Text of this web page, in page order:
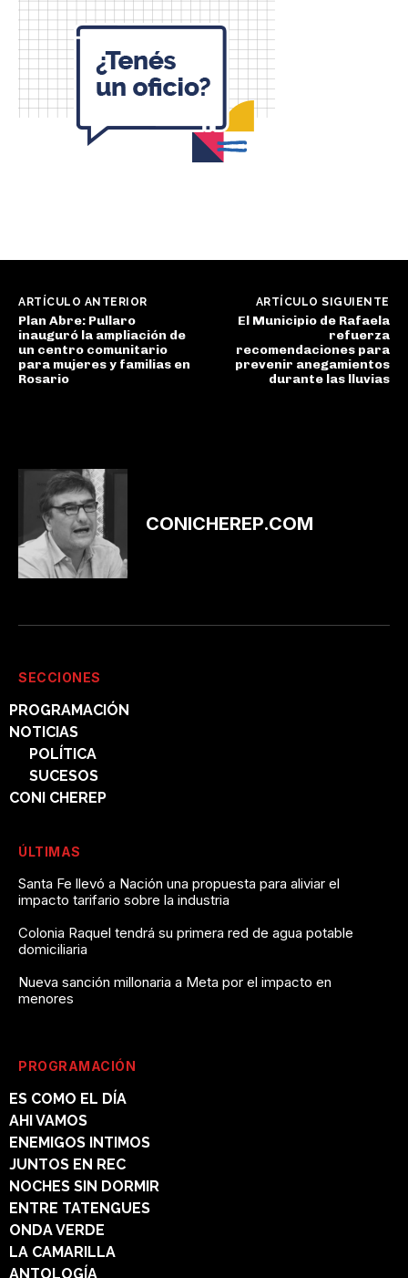
ARTÍCULO ANTERIOR
Plan Abre: Pullaro
inauguró la ampliación de
un centro comunitario
para mujeres y familias en
Rosario
ARTÍCULO SIGUIENTE
El Municipio de Rafaela
refuerza
recomendaciones para
prevenir anegamientos
durante las lluvias
CONICHEREP.COM
SECCIONES
PROGRAMACIÓN
NOTICIAS
POLÍTICA
SUCESOS
CONI CHEREP
ÚLTIMAS
Santa Fe llevó a Nación una propuesta para aliviar el
impacto tarifario sobre la industria
Colonia Raquel tendrá su primera red de agua potable
domiciliaria
Nueva sanción millonaria a Meta por el impacto en
menores
PROGRAMACIÓN
ES COMO EL DÍA
AHI VAMOS
ENEMIGOS INTIMOS
JUNTOS EN REC
NOCHES SIN DORMIR
ENTRE TATENGUES
ONDA VERDE
LA CAMARILLA
ANTOLOGÍA